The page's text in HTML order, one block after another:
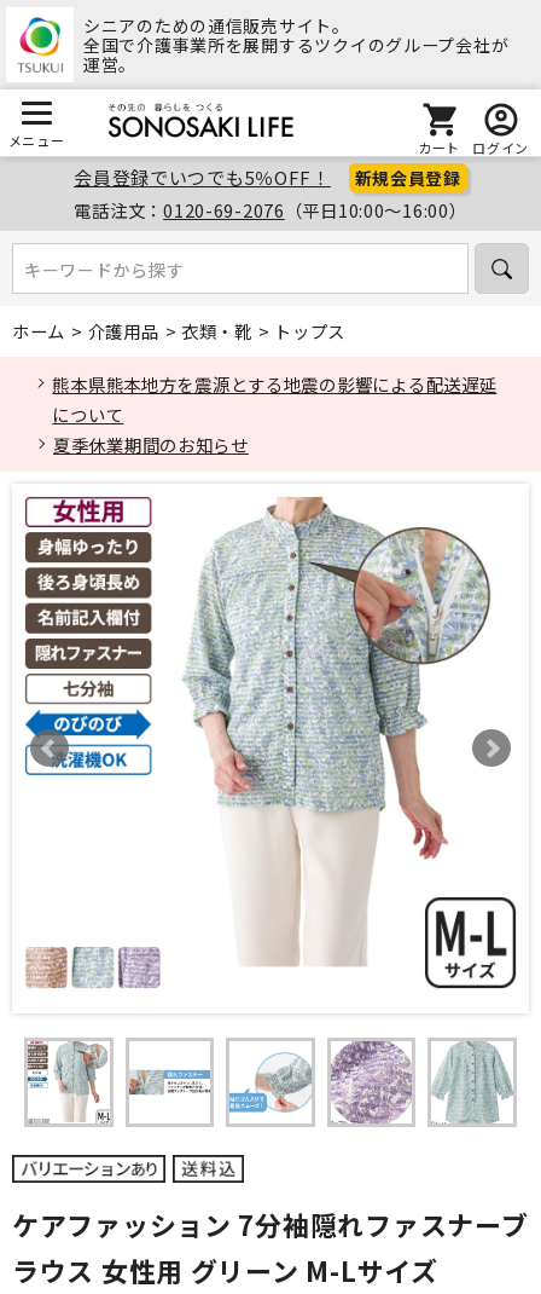
シニアのための通信販売サイト。
全国で介護事業所を展開するツクイのグループ会社が
運営。
メニュー カート ログイン
会員登録でいつでも5％OFF！ 新規会員登録
電話注文：0120-69-2076 （平日10:00～16:00）
キーワードから探す
キーワードから探す
ホーム > 介護用品 > 衣類・靴 > トップス
熊本県熊本地方を震源とする地震の影響による配送遅延
について
夏季休業期間のお知らせ
ケアファッション 7分袖隠れファスナーブ
ラウス 女性用 グリーン M-Lサイズ